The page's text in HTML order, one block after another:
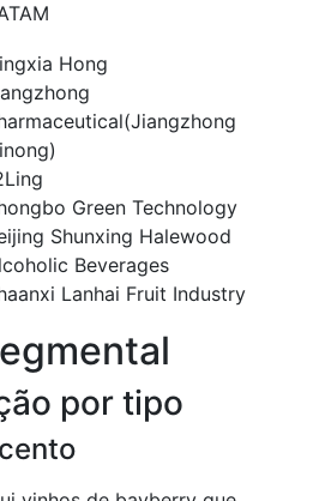
Hong
Green Technology
Shunxing Halewood
Beverages
Lanhai Fruit Industry
por tipo